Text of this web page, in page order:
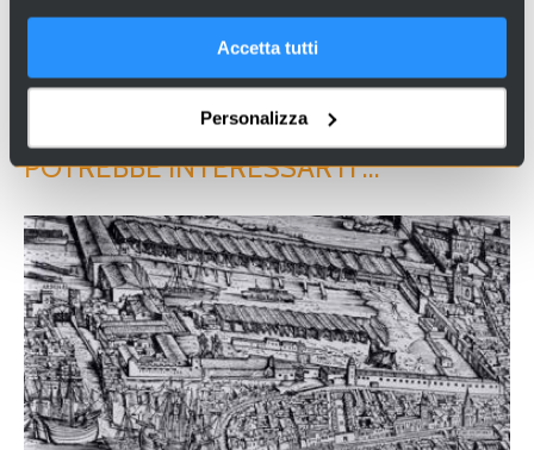
Accetta tutti
Personalizza
CONDIVIDI SU FACEBOOK
POTREBBE INTERESSARTI …